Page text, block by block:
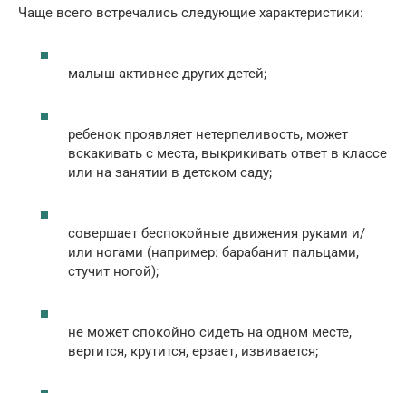
Чаще всего встречались следующие характеристики:
малыш активнее других детей;
ребенок проявляет нетерпеливость, может
вскакивать с места, выкрикивать ответ в классе
или на занятии в детском саду;
совершает беспокойные движения руками и/
или ногами (например: барабанит пальцами,
стучит ногой);
не может спокойно сидеть на одном месте,
вертится, крутится, ерзает, извивается;